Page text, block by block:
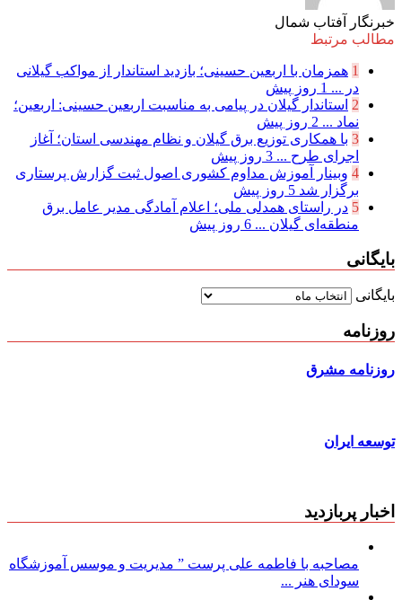
خبرنگار آفتاب شمال
مطالب مرتبط
1 همزمان با اربعین حسینی؛ بازدید استاندار از مواکب گیلانی
در ... 1 روز پیش
2 استاندار گیلان در پیامی به مناسبت اربعین حسینی: اربعین؛
نماد ... 2 روز پیش
3 با همکاری توزیع برق گیلان و نظام مهندسی استان؛ آغاز
اجرای طرح ... 3 روز پیش
4 وبینار آموزش مداوم کشوری اصول ثبت گزارش پرستاری
برگزار شد 5 روز پیش
5 در راستای همدلی ملی؛ اعلام آمادگی مدیر عامل برق
منطقه‌ای گیلان ... 6 روز پیش
بایگانی
بایگانی
روزنامه
روزنامه مشرق
توسعه ایران
اخبار پربازدید
مصاحبه با فاطمه علی پرست ” مدیریت و موسس آموزشگاه
سودای هنر ...